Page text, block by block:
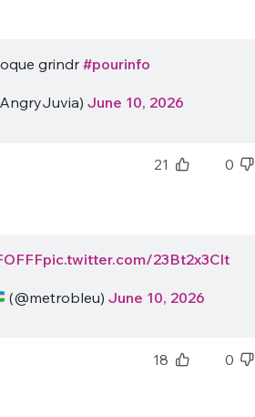
grindr #pourinfo
June 10, 2026
21 0
pic.twitter.com/23Bt2x3Clt
(@metrobleu)June 10, 2026
18 0